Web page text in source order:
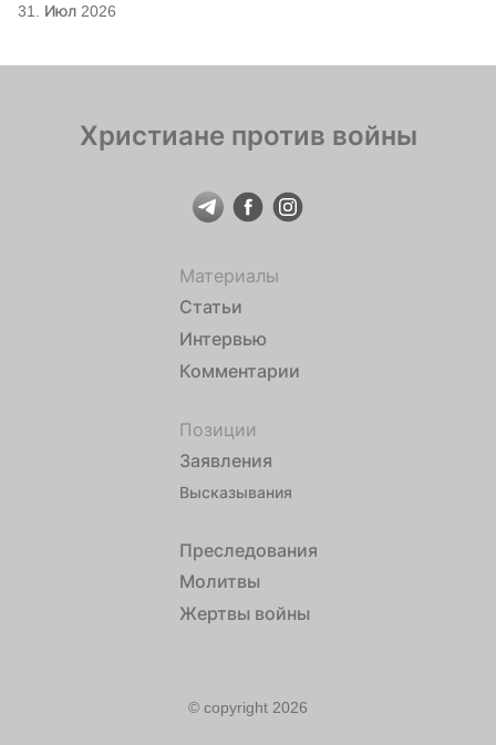
31. Июл 2026
Христиане против войны
Материалы
Статьи
Интервью
Комментарии
Позиции
Заявления
Высказывания
Преследования
Молитвы
Жертвы войны
© copyright 2026